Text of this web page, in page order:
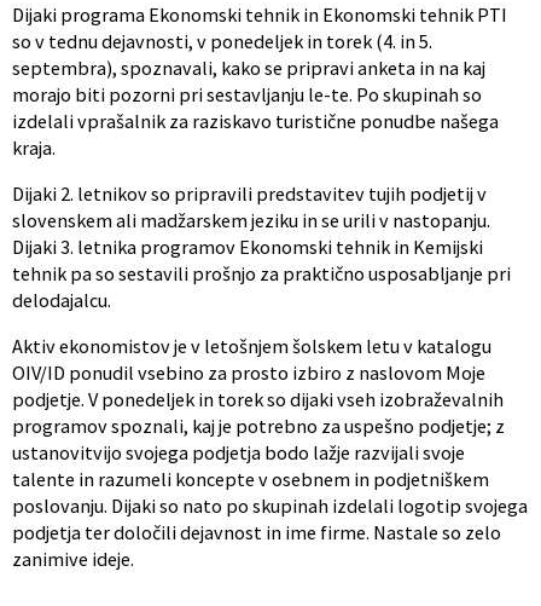
Dijaki programa Ekonomski tehnik in Ekonomski tehnik PTI
so v tednu dejavnosti, v ponedeljek in torek (4. in 5.
septembra), spoznavali, kako se pripravi anketa in na kaj
morajo biti pozorni pri sestavljanju le-te. Po skupinah so
izdelali vprašalnik za raziskavo turistične ponudbe našega
kraja.
Dijaki 2. letnikov so pripravili predstavitev tujih podjetij v
slovenskem ali madžarskem jeziku in se urili v nastopanju.
Dijaki 3. letnika programov Ekonomski tehnik in Kemijski
tehnik pa so sestavili prošnjo za praktično usposabljanje pri
delodajalcu.
Aktiv ekonomistov je v letošnjem šolskem letu v katalogu
OIV/ID ponudil vsebino za prosto izbiro z naslovom Moje
podjetje. V ponedeljek in torek so dijaki vseh izobraževalnih
programov spoznali, kaj je potrebno za uspešno podjetje; z
ustanovitvijo svojega podjetja bodo lažje razvijali svoje
talente in razumeli koncepte v osebnem in podjetniškem
poslovanju. Dijaki so nato po skupinah izdelali logotip svojega
podjetja ter določili dejavnost in ime firme. Nastale so zelo
zanimive ideje.